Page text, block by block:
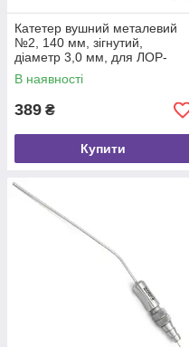
Катетер вушний металевий
№2, 140 мм, зігнутий,
діаметр 3,0 мм, для ЛОР-
маніпуляцій, Paradise
Instruments
В наявності
389 ₴
Купити